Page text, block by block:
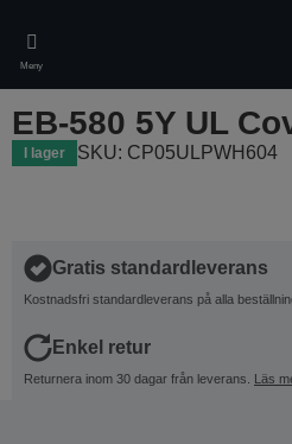
main
content
Meny
EB-580 5Y UL
I lager SKU: CP05ULPWH604
Gratis standardleverans
Kostnadsfri standardleverans på alla
Enkel retur
Returnera inom 30 dagar från leverans. Läs